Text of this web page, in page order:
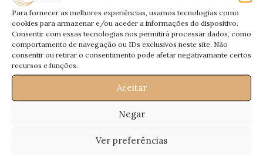
Para fornecer as melhores experiências, usamos tecnologias como
cookies para armazenar e/ou aceder a informações do dispositivo.
Consentir com essas tecnologias nos permitirá processar dados, como
comportamento de navegação ou IDs exclusivos neste site. Não
consentir ou retirar o consentimento pode afetar negativamante certos
recursos e funções.
Aceitar
Negar
Ver preferências
Dinheiro:
Instabilidade.
Saúde:
Especial cuidado com a tensão arterial.
Escorpião
(Scorpio)
23 Outubro – 21 Novembro